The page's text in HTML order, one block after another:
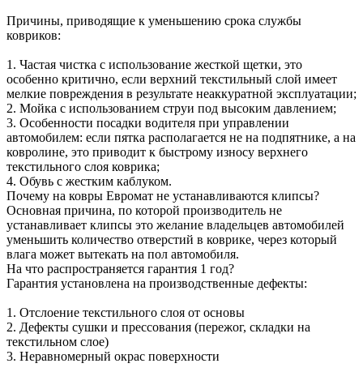
Причины, приводящие к уменьшению срока службы
ковриков:
1. Частая чистка с использование жесткой щетки, это
особенно критично, если верхний текстильный слой имеет
мелкие повреждения в результате неаккуратной эксплуатации;
2. Мойка с использованием струи под высоким давлением;
3. Особенности посадки водителя при управлении
автомобилем: если пятка располагается не на подпятнике, а на
ковролине, это приводит к быстрому износу верхнего
текстильного слоя коврика;
4. Обувь с жестким каблуком.
Почему на ковры Евромат не устанавливаются клипсы?
Основная причина, по которой производитель не
устанавливает клипсы это желание владельцев автомобилей
уменьшить количество отверстий в коврике, через который
влага может вытекать на пол автомобиля.
На что распространяется гарантия 1 год?
Гарантия установлена на производственные дефекты:
1. Отслоение текстильного слоя от основы
2. Дефекты сушки и прессования (пережог, складки на
текстильном слое)
3. Неравномерный окрас поверхности